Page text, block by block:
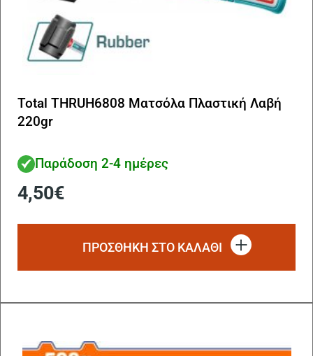
Total THRUH6808 Ματσόλα Πλαστική Λαβή
220gr
Παράδοση 2-4 ημέρες
4,50€
ΠΡΟΣΘΗΚΗ ΣΤΟ ΚΑΛΑΘΙ